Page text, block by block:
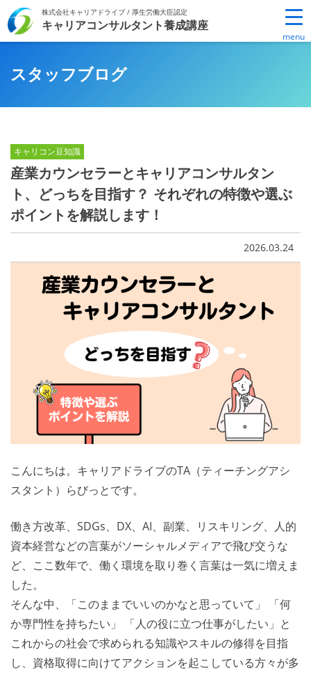
menu
Skip
to
content
キャリアコンサルタント養成講座
株式会社キャリアドライブ / 厚生労働大臣認定
スタッフブログ
キャリコン豆知識
産業カウンセラーとキャリアコンサルタン
ト、どっちを目指す？ それぞれの特徴や選ぶ
ポイントを解説します！
2026.03.24
こんにちは。キャリアドライブのTA（ティーチングアシ
スタント）らびっとです。
働き方改革、SDGs、DX、AI、副業、リスキリング、人的
資本経営などの言葉がソーシャルメディアで飛び交うな
ど、ここ数年で、働く環境を取り巻く言葉は一気に増えま
した。
そんな中、「このままでいいのかなと思っていて」 「何
か専門性を持ちたい」 「人の役に立つ仕事がしたい」と
これからの社会で求められる知識やスキルの修得を目指
し、資格取得に向けてアクションを起こしている方々が多